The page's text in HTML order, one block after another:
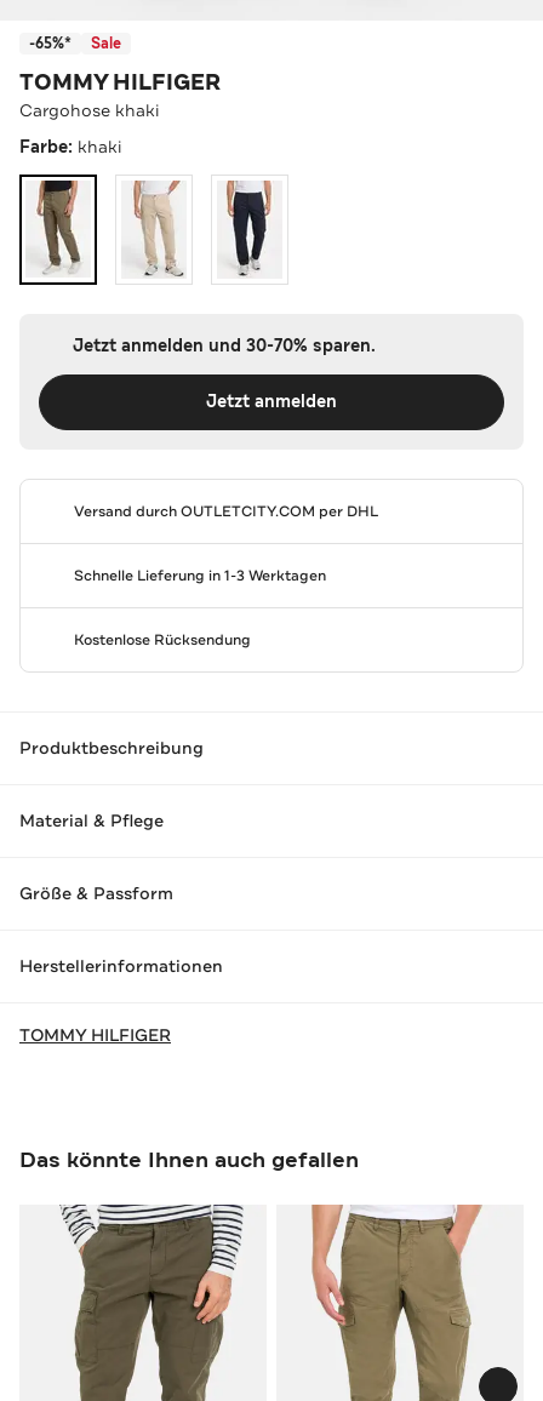
-65%* Sale
TOMMY HILFIGER
Cargohose khaki
Farbe: khaki
Jetzt anmelden und 30-70% sparen.
Jetzt anmelden
Versand durchOUTLETCITY.COM per DHL
Schnelle Lieferung in 1-3 Werktagen
Kostenlose Rücksendung
Produktbeschreibung
Material & Pflege
Größe & Passform
Herstellerinformationen
TOMMY HILFIGER
Das könnte Ihnen auch gefallen